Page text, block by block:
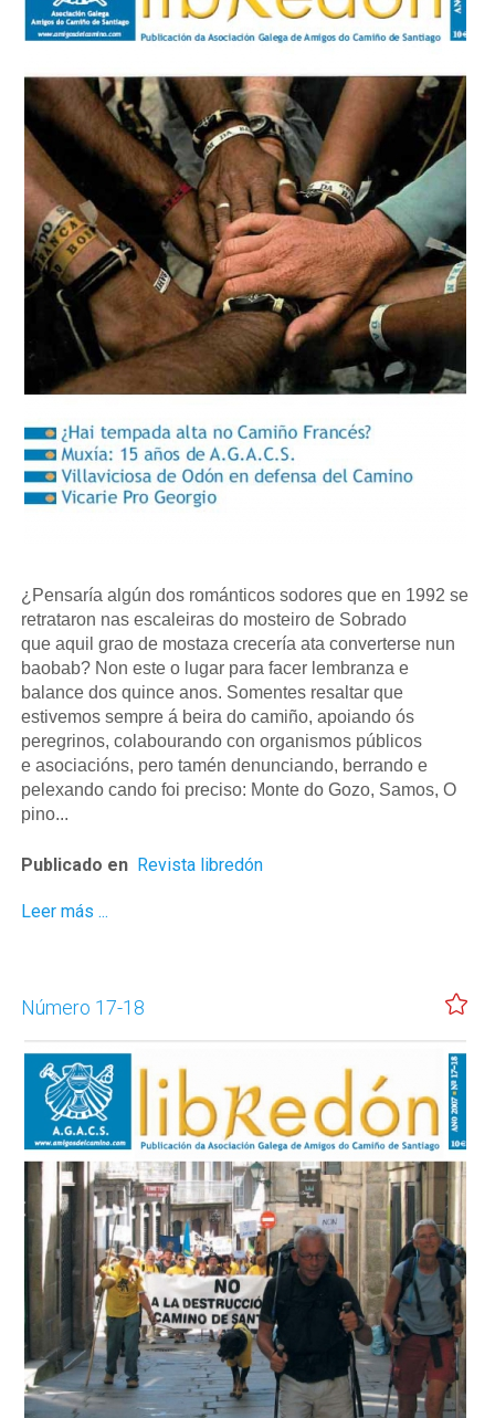
¿Pensaría algún dos románticos sodores que en 1992 se
retrataron nas escaleiras do mosteiro de Sobrado
que aquil grao de mostaza crecería ata converterse nun
baobab? Non este o lugar para facer lembranza e
balance dos quince anos. Somentes resaltar que
estivemos sempre á beira do camiño, apoiando ós
peregrinos, colabourando con organismos públicos
e asociacións, pero tamén denunciando, berrando e
pelexando cando foi preciso: Monte do Gozo, Samos, O
pino...
Publicado en Revista libredón
Leer más ...
Número 17-18